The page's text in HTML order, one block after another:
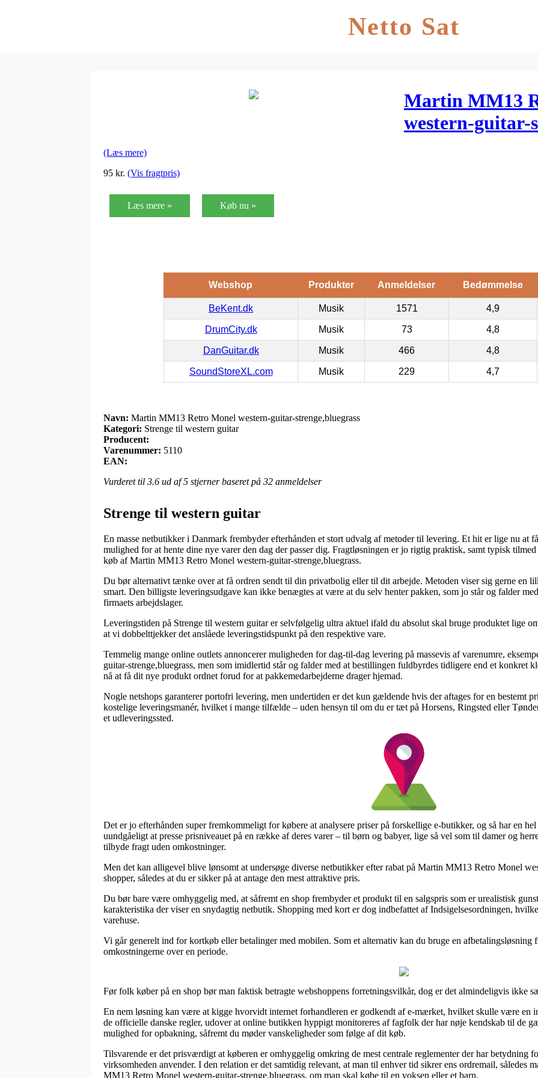
Netto Sat
Martin MM13
western-guitar-
(Læs mere)
95 kr. (Vis fragtpris)
Læs mere » Køb nu »
Webshop Produkter Anmeldelser Bedømmelse
BeKent.dk Musik 1571 4,9
DrumCity.dk Musik 73 4,8
DanGuitar.dk Musik 466 4,8
SoundStoreXL.com Musik 229 4,7
Navn: Martin MM13 Retro Monel western-guitar-strenge,bluegrass
Kategori: Strenge til western guitar
Producent:
Varenummer: 5110
EAN:
Vurderet til 3.6 ud af 5 stjerner baseret på 32 anmeldelser
Strenge til western guitar
En masse netbutikker i Danmark frembyder efterhånden et stort udvalg af metoder til levering. Et hit er lige nu at
mulighed for at hente dine nye varer den dag der passer dig. Fragtløsningen er jo rigtig praktisk, samt typisk
køb af Martin MM13 Retro Monel western-guitar-strenge,bluegrass.
Du bør alternativt tænke over at få ordren sendt til din privatbolig eller til dit arbejde. Metoden viser sig gerne en
smart. Den billigste leveringsudgave kan ikke benægtes at være at du selv henter pakken, som jo står og falder
firmaets arbejdslager.
Leveringstiden på Strenge til western guitar er selvfølgelig ultra aktuel ifald du absolut skal bruge produktet lige
at vi dobbelttjekker det anslåede leveringstidspunkt på den respektive vare.
Temmelig mange online outlets annoncerer muligheden for dag-til-dag levering på massevis af varenumre,
guitar-strenge,bluegrass, men som imidlertid står og falder med at bestillingen fuldbyrdes tidligere end et konkret
nå at få dit nye produkt ordnet forud for at pakkemedarbejderne drager hjemad.
Nogle netshops garanterer portofri levering, men undertiden er det kun gældende hvis der aftages for en bestemt
kostelige leveringsmanér, hvilket i mange tilfælde – uden hensyn til om du er tæt på Horsens, Ringsted eller
et udleveringssted.
Det er jo efterhånden super fremkommeligt for købere at analysere priser på forskellige e-butikker, og så har en
uundgåeligt at presse prisniveauet på en række af deres varer – til børn og babyer, lige så vel som til damer og
tilbyde fragt uden omkostninger.
Men det kan alligevel blive lønsomt at undersøge diverse netbutikker efter rabat på Martin MM13 Retro Monel
shopper, således at du er sikker på at antage den mest attraktive pris.
Du bør bare være omhyggelig med, at såfremt en shop frembyder et produkt til en salgspris som er urealistisk
karakteristika der viser en snydagtig netbutik. Shopping med kort er dog indbefattet af Indsigelsesordningen,
varehuse.
Vi går generelt ind for kortkøb eller betalinger med mobilen. Som et alternativ kan du bruge en
omkostningerne over en periode.
Før folk køber på en shop bør man faktisk betragte webshoppens forretningsvilkår, dog er det almindeligvis ikke
En nem løsning kan være at kigge hvorvidt internet forhandleren er godkendt af e-mærket, hvilket skulle være en
de officielle danske regler, udover at online butikken hyppigt monitoreres af fagfolk der har nøje kendskab til de
mulighed for opbakning, såfremt du møder vanskeligheder som følge af dit køb.
Tilsvarende er det prisværdigt at køberen er omhyggelig omkring de mest centrale reglementer der har betydning
virksomheden anvender. I den relation er det samtidig relevant, at man til enhver tid sikrer ens ordremail, således
MM13 Retro Monel western-guitar-strenge,bluegrass, om man skal købe til en voksen eller et barn.